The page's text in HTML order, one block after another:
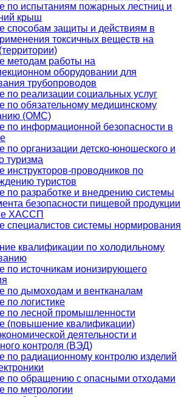
по испытаниям пожарных лестниц и
крыш
способам защиты и действиям в
токсичных веществ на
методам работы на
оборудовании для
трубопроводов
по реализации социальных услуг
по обязательному медицинскому
(ОМС)
по информационной безопасности в
по организации детско-юношеского и
туризма
инструкторов-проводников по
туристов
по разработке и внедрению системы
безопасности пищевой продукции
ХАССП
специалистов системы нормирования
квалификации по холодильному
по источникам ионизирующего
по дымоходам и вентканалам
по логистике
по лесной промышленности
(повышение квалификации)
деятельности и
контроля (ВЭД)
по радиационному контролю изделий
по обращению с опасными отходами
по метрологии